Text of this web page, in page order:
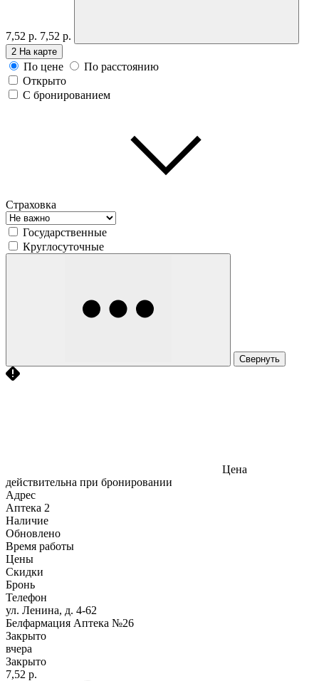
7,52 р. 7,52 р.
2 На карте
По цене
По расстоянию
Открыто
С бронированием
Страховка
Государственные
Круглосуточные
Свернуть
Цена
действительна при бронировании
Адрес
Аптека 2
Наличие
Обновлено
Время работы
Цены
Скидки
Бронь
Телефон
ул. Ленина, д. 4-62
Белфармация Аптека №26
Закрыто
вчера
Закрыто
7,52 р.